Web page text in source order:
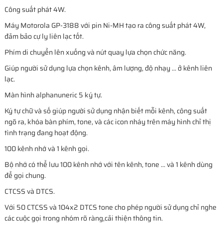
Công suất phát 4W.
Máy Motorola GP-3188 với pin Ni-MH tạo ra công suất phát 4W,
đảm bảo cự ly liên lạc tốt.
Phím di chuyển lên xuống và nút quay lựa chọn chức năng.
Giúp người sử dụng lựa chọn kênh, âm lượng, độ nhạy ... ở kênh liên
lạc.
Màn hình alphanuneric 5 ký tự.
Ký tự chữ và số giúp người sử dụng nhận biết mỗi kênh, công suất
ngõ ra, khóa bàn phím, tone, và các icon nháy trên máy hình chỉ thị
tình trạng đang hoạt động.
100 kênh nhớ và 1 kênh gọi.
Bộ nhớ có thể lưu 100 kênh nhớ với tên kênh, tone ... và 1 kênh dùng
để gọi chung.
CTCSS và DTCS.
Với 50 CTCSS và 104x2 DTCS tone cho phép người sử dụng chỉ nghe
các cuộc gọi trong nhóm rõ ràng,cải thiện thông tin.